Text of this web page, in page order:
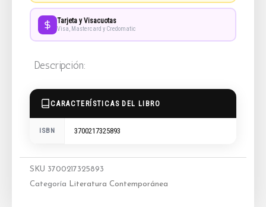
Tarjeta y Visacuotas
Visa, Mastercard y Credomatic
Descripción:
CARACTERÍSTICAS DEL LIBRO
ISBN 3700217325893
SKU 3700217325893
Categoría
Literatura Contemporánea